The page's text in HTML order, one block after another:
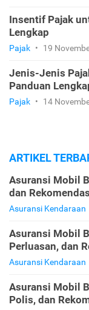
Insentif Pajak
Lengkap
Pajak • 19
Jenis-Jenis
Panduan
Pajak • 14
ARTIKEL
Asuransi Mobil
dan
Asuransi Kendaraan
Asuransi Mobil
Perluasan, dan
Asuransi Kendaraan
Asuransi Mobil
Polis, dan